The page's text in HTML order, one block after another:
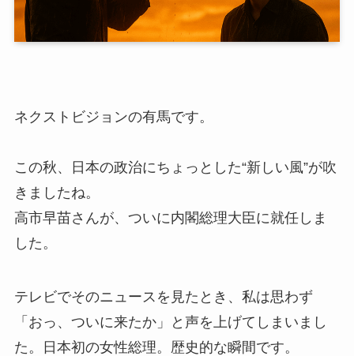
ネクストビジョンの有馬です。
この秋、日本の政治にちょっとした“新しい風”が吹
きましたね。
高市早苗さんが、ついに内閣総理大臣に就任しま
した。
テレビでそのニュースを見たとき、私は思わず
「おっ、ついに来たか」と声を上げてしまいまし
た。日本初の女性総理。歴史的な瞬間です。